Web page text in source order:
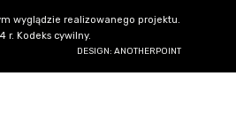
wyglądzie realizowanego projektu.
r. Kodeks cywilny.
DESIGN: ANOTHERPOINT